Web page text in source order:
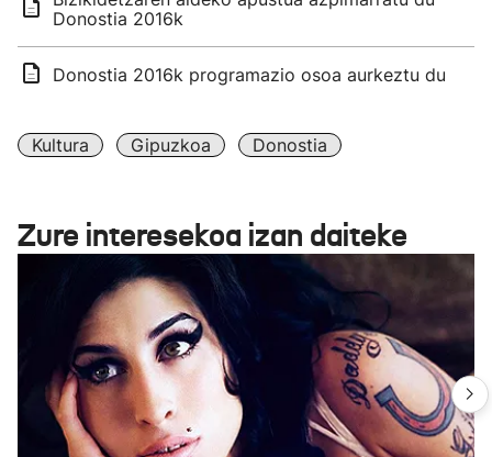
Donostia 2016k
Donostia 2016k programazio osoa aurkeztu du
Kultura Gipuzkoa Donostia
Zure interesekoa izan daiteke